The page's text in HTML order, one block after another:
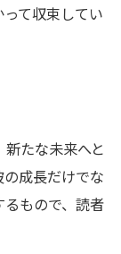
て収束してい
たな未来へと
成長だけでな
もので、読者